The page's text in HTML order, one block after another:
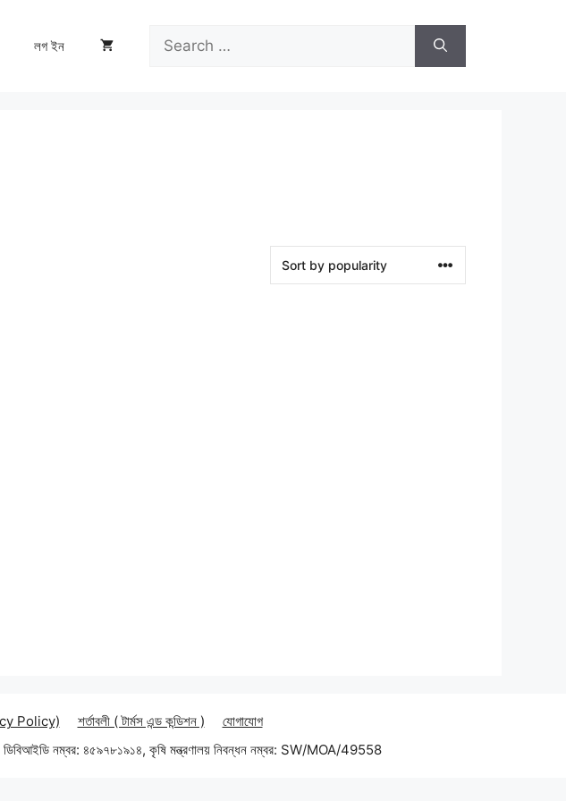
লগ ইন
Search
for:
Policy) শর্তাবলী ( টার্মস এন্ড কন্ডিশন )
যোগাযোগ
নম্বর: ৪৫৯৭৮১৯১৪, কৃষি মন্ত্রণালয় নিবন্ধন নম্বর: SW/MOA/49558